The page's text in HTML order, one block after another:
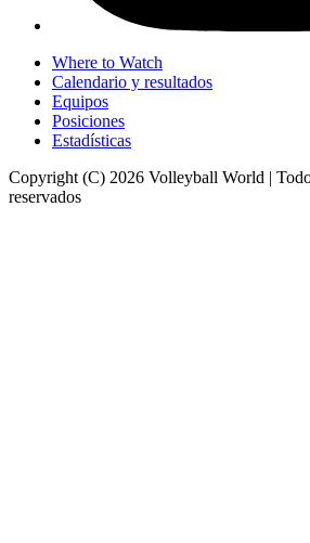
Where to Watch
Calendario y resultados
Equipos
Posiciones
Estadísticas
Copyright (C) 2026 Volleyball World |
reservados